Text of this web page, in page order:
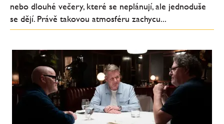
nebo dlouhé večery, které se neplánují, ale jednoduše
se dějí. Právě takovou atmosféru zachycu...